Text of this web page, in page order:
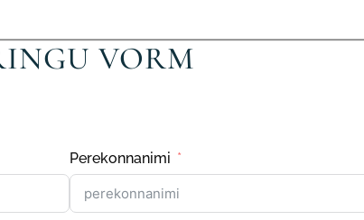
VORM
Perekonnanimi